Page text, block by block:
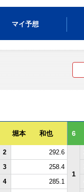
マイ予想
堀本 和也 6
2 292.6
1
3 258.4
4 285.1